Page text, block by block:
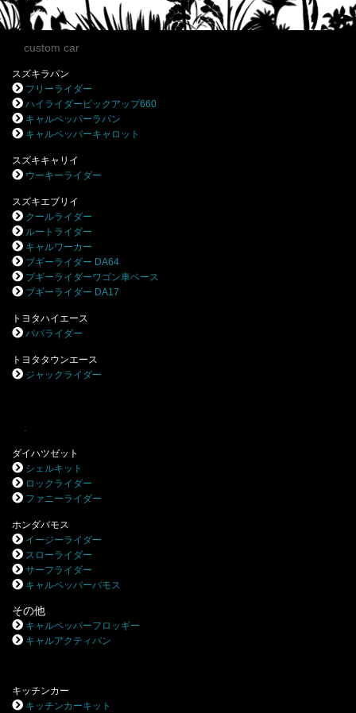
custom car
スズキラパン
フリーライダー
ハイライダーピックアップ660
キャルペッパーラパン
キャルペッパーキャロット
スズキキャリイ
ウーキーライダー
スズキエブリイ
クールライダー
ルートライダー
キャルワーカー
ブギーライダー DA64
ブギーライダーワゴン車ベース
ブギーライダー DA17
トヨタハイエース
パパライダー
トヨタタウンエース
ジャックライダー
.
ダイハツゼット
シェルキット
ロックライダー
ファニーライダー
ホンダバモス
イージーライダー
スローライダー
サーフライダー
キャルペッパーバモス
その他
キャルペッパーフロッギー
キャルアクティバン
キッチンカー
キッチンカーキット